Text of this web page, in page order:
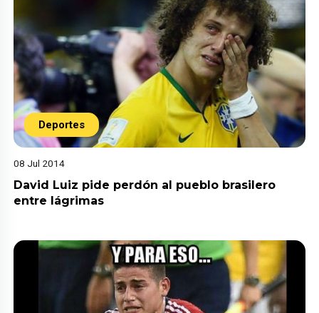
Deportes
08 Jul 2014
David Luiz pide perdón al pueblo brasilero
entre lágrimas